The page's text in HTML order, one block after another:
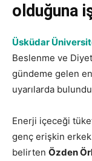
olduğuna
Üsküdar
Beslenme ve
gündeme gelen
uyarılarda
Enerji içeceği
genç erişkin
belirten Özden